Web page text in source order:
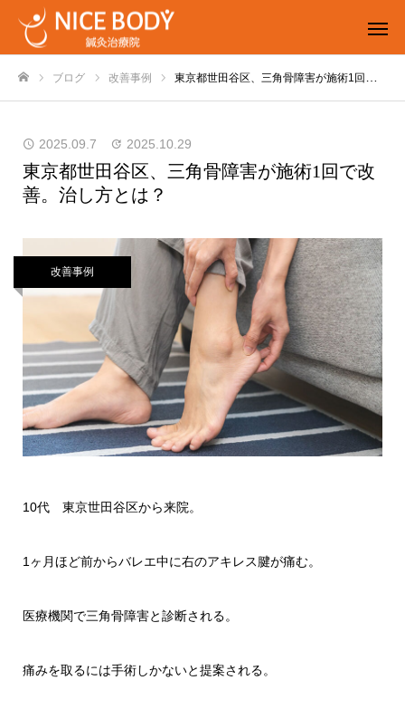
ブログ 改善事例 東京都世田谷区、三角骨障害が施術1回で改善。治し方とは？
2025.09.7 2025.10.29
東京都世田谷区、三角骨障害が施術1回で改
善。治し方とは？
改善事例
10代 東京世田谷区から来院。
1ヶ月ほど前からバレエ中に右のアキレス腱が痛む。
医療機関で三角骨障害と診断される。
痛みを取るには手術しかないと提案される。